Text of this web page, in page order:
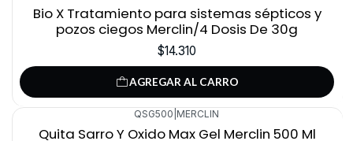
Bio X Tratamiento para sistemas sépticos y
pozos ciegos Merclin/4 Dosis De 30g
$14.310
AGREGAR AL CARRO
QSG500 MERCLIN
Quita Sarro Y Oxido Max Gel Merclin 500 Ml